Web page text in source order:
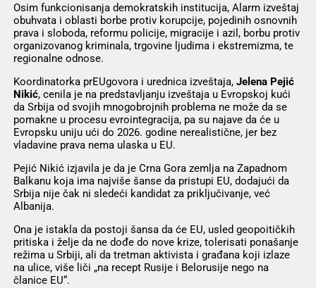
Osim funkcionisanja demokratskih institucija, Alarm izveštaj
obuhvata i oblasti borbe protiv korupcije, pojedinih osnovnih
prava i sloboda, reformu policije, migracije i azil, borbu protiv
organizovanog kriminala, trgovine ljudima i ekstremizma, te
regionalne odnose.
Koordinatorka prEUgovora i urednica izveštaja, Jelena Pejić
Nikić, cenila je na predstavljanju izveštaja u Evropskoj kući
da Srbija od svojih mnogobrojnih problema ne može da se
pomakne u procesu evrointegracija, pa su najave da će u
Evropsku uniju ući do 2026. godine nerealistične, jer bez
vladavine prava nema ulaska u EU.
Pejić Nikić izjavila je da je Crna Gora zemlja na Zapadnom
Balkanu koja ima najviše šanse da pristupi EU, dodajući da
Srbija nije čak ni sledeći kandidat za priključivanje, već
Albanija.
Ona je istakla da postoji šansa da će EU, usled geopoitičkih
pritiska i želje da ne dođe do nove krize, tolerisati ponašanje
režima u Srbiji, ali da tretman aktivista i građana koji izlaze
na ulice, više liči „na recept Rusije i Belorusije nego na
članice EU“.